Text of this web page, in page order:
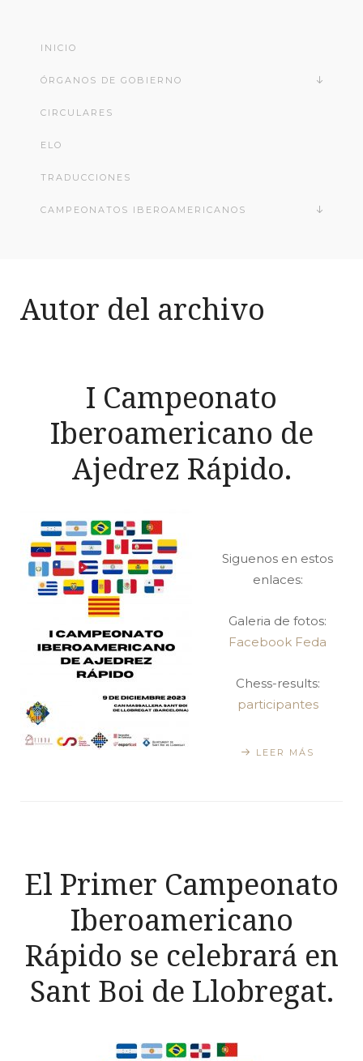
INICIO
ÓRGANOS DE GOBIERNO
CIRCULARES
ELO
TRADUCCIONES
CAMPEONATOS IBEROAMERICANOS
Autor del archivo
I Campeonato
Iberoamericano de
Ajedrez Rápido.
Siguenos en estos
enlaces:
Galeria de fotos:
Facebook Feda
Chess-results:
participantes
LEER MÁS
El Primer Campeonato
Iberoamericano
Rápido se celebrará en
Sant Boi de Llobregat.